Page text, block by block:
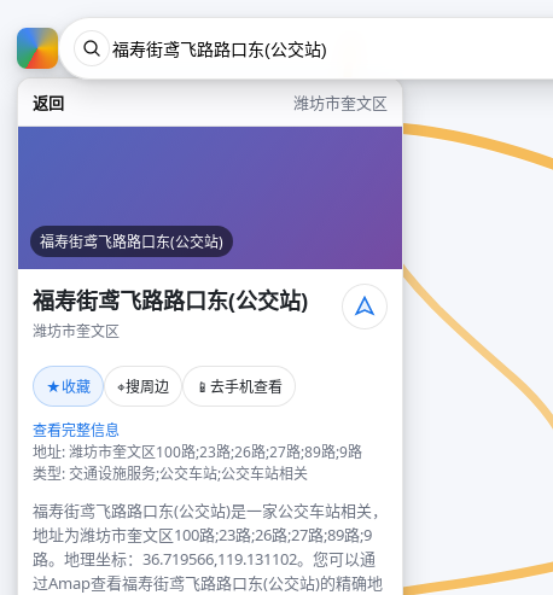
返回 潍坊市奎文区
福寿街鸢飞路路口东(公交站)
福寿街鸢飞路路口东(公交站)
潍坊市奎文区
★收藏 ⌖搜周边 📱 去手机查看
查看完整信息
地址: 潍坊市奎文区100路;23路;26路;27路;89路;9路
类型: 交通设施服务;公交车站;公交车站相关
福寿街鸢飞路路口东(公交站)是一家公交车站相关，
地址为潍坊市奎文区100路;23路;26路;27路;89路;9
路。地理坐标：36.719566,119.131102。您可以通
过Amap查看福寿街鸢飞路路口东(公交站)的精确地